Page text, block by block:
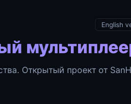
English
Открытый проект от